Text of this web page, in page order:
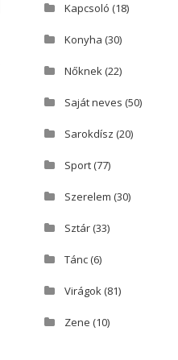
Kapcsoló (18)
Konyha (30)
Nőknek(22)
Saját neves (50)
Sarokdísz (20)
Sport(77)
Szerelem (30)
Sztár(33)
Tánc(6)
Virágok(81)
Zene (10)